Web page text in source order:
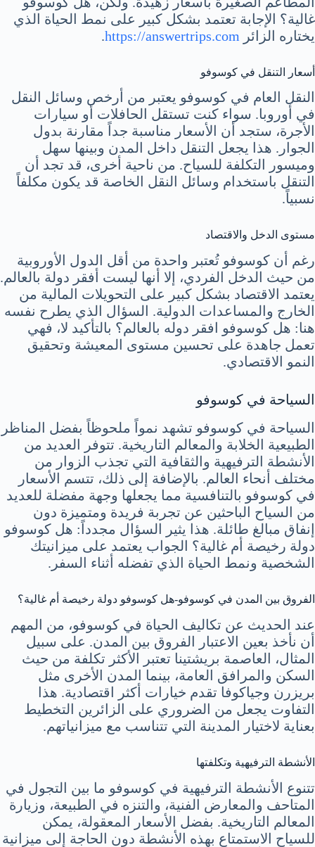
غالية؟ الإجابة تعتمد بشكل كبير على نمط الحياة الذي
يختاره الزائر https://answertrips.com
.
أسعار التنقل في كوسوفو
النقل العام في كوسوفو يعتبر من أرخص وسائل النقل
في أوروبا. سواء كنت تستقل الحافلات أو سيارات
الأجرة، ستجد أن الأسعار مناسبة جداً مقارنة بدول
الجوار. هذا يجعل التنقل داخل المدن وبينها سهل
وميسور التكلفة للسياح. من ناحية أخرى، قد تجد أن
التنقل باستخدام وسائل النقل الخاصة قد يكون مكلفاً
نسبياً.
مستوى الدخل والاقتصاد
رغم أن كوسوفو تُعتبر واحدة من أقل الدول الأوروبية
من حيث الدخل الفردي، إلا أنها ليست أفقر دولة بالعالم.
يعتمد الاقتصاد بشكل كبير على التحويلات المالية من
الخارج والمساعدات الدولية. السؤال الذي يطرح نفسه
هنا: هل كوسوفو افقر دوله بالعالم؟ بالتأكيد لا، فهي
تعمل جاهدة على تحسين مستوى المعيشة وتحقيق
النمو الاقتصادي.
السياحة في كوسوفو
السياحة في كوسوفو تشهد نمواً ملحوظاً بفضل المناظر
الطبيعية الخلابة والمعالم التاريخية. تتوفر العديد من
الأنشطة الترفيهية والثقافية التي تجذب الزوار من
مختلف أنحاء العالم. بالإضافة إلى ذلك، تتسم الأسعار
في كوسوفو بالتنافسية مما يجعلها وجهة مفضلة للعديد
من السياح الباحثين عن تجربة فريدة ومتميزة دون
إنفاق مبالغ طائلة. هذا يثير السؤال مجدداً: هل كوسوفو
دولة رخيصة أم غالية؟ الجواب يعتمد على ميزانيتك
الشخصية ونمط الحياة الذي تفضله أثناء السفر.
الفروق بين المدن في كوسوفو-هل كوسوفو دولة رخيصة أم غالية؟
عند الحديث عن تكاليف الحياة في كوسوفو، من المهم
أن نأخذ بعين الاعتبار الفروق بين المدن. على سبيل
المثال، العاصمة بريشتينا تعتبر الأكثر تكلفة من حيث
السكن والمرافق العامة، بينما المدن الأخرى مثل
بريزرن وجياكوفا تقدم خيارات أكثر اقتصادية. هذا
التفاوت يجعل من الضروري على الزائرين التخطيط
بعناية لاختيار المدينة التي تتناسب مع ميزانياتهم.
الأنشطة الترفيهية وتكلفتها
تتنوع الأنشطة الترفيهية في كوسوفو ما بين التجول في
المتاحف والمعارض الفنية، والتنزه في الطبيعة، وزيارة
المعالم التاريخية. بفضل الأسعار المعقولة، يمكن
للسياح الاستمتاع بهذه الأنشطة دون الحاجة إلى ميزانية